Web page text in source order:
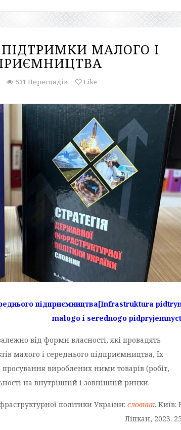
МАЛОГО І
531 Переглядів Like
підприємництва[Infrastruktura
malogo i serednogo
від форми власності, які провадять
малого і середнього підприємництва, їх
просування вироблених ними товарів (робіт,
на внутрішній і зовнішній ринки.
політики України: словник. Київ:
Ліпкан, 2023.